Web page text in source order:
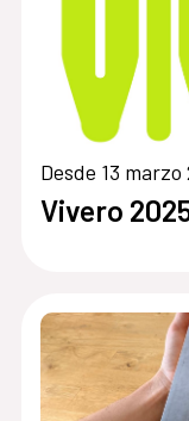
Desde 13
Vivero